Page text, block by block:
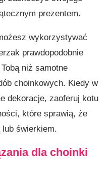
prezentem.
wykorzystywać
prawdopodobnie
niż samotne
choinkowych. Kiedy w
dekoracje, zaoferuj kotu
które sprawią, że
lub świerkiem.
dla choinki